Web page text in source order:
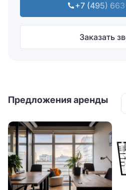
+7 (495) 663-
Заказать
Предложения аренды